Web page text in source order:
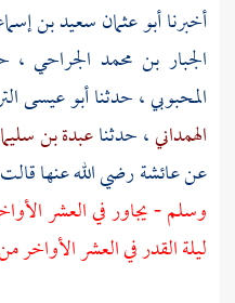
أخبرناأبو عثمان سعيد بن
الجبار بن محمد الجراحي ،
المحبوبي، حدثناأبو عيسى
الهمداني، حدثناعبدة بن
عنعائشةرضي الله عنها
وسلم - يجاور في العشر
ليلة القدر في العشر